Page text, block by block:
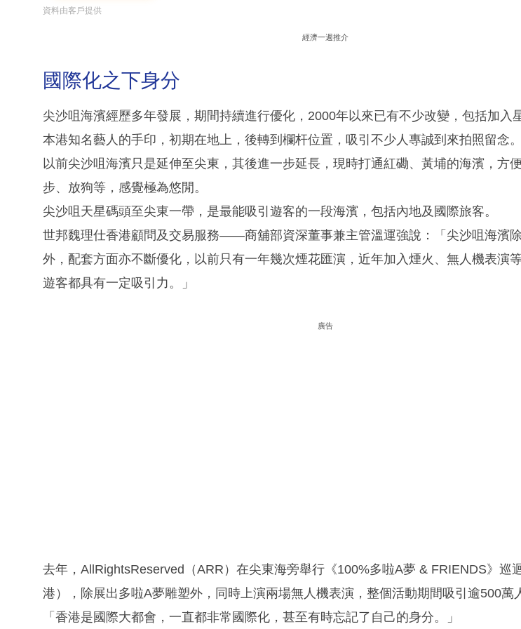
資料由客戶提供
經濟一週推介
國際化之下身分
尖沙咀海濱經歷多年發展，期間持續進行優化，2000年以來已有不少改變，包括加入
本港知名藝人的手印，初期在地上，後轉到欄杆位置，吸引不少人專誠到來拍照留念。
以前尖沙咀海濱只是延伸至尖東，其後進一步延長，現時打通紅磡、黃埔的海濱，方
步、放狗等，感覺極為悠閒。
尖沙咀天星碼頭至尖東一帶，是最能吸引遊客的一段海濱，包括內地及國際旅客。
世邦魏理仕香港顧問及交易服務——商舖部資深董事兼主管溫運強說：「尖沙咀海濱
外，配套方面亦不斷優化，以前只有一年幾次煙花匯演，近年加入煙火、無人機表演
遊客都具有一定吸引力。」
廣告
去年，AllRightsReserved（ARR）在尖東海旁舉行《100%多啦A夢 & FRIENDS》巡
港），除展出多啦A夢雕塑外，同時上演兩場無人機表演，整個活動期間吸引逾500萬
「香港是國際大都會，一直都非常國際化，甚至有時忘記了自己的身分。」